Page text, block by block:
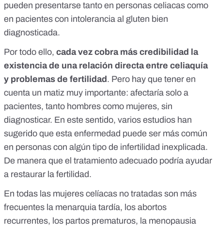
pueden presentarse tanto en personas celiacas como
en pacientes con intolerancia al gluten bien
diagnosticada.
Por todo ello, cada vez cobra más credibilidad la
existencia de una relación directa entre celiaquía
y problemas de fertilidad . Pero hay que tener en
cuenta un matiz muy importante: afectaría solo a
pacientes, tanto hombres como mujeres, sin
diagnosticar. En este sentido, varios estudios han
sugerido que esta enfermedad puede ser más común
en personas con algún tipo de infertilidad inexplicada.
De manera que el tratamiento adecuado podría ayudar
a restaurar la fertilidad.
En todas las mujeres celíacas no tratadas son más
frecuentes la menarquia tardía, los abortos
recurrentes, los partos prematuros, la menopausia